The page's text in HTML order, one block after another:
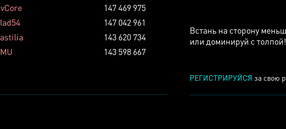
Встань на сторону
или доминируй с толпой!
РЕГИСТРИРУЙСЯ за свою
147 469 975
147 042 961
143 620 734
143 598 667